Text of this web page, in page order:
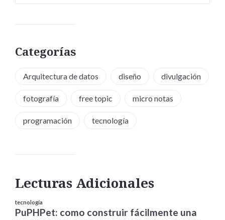
Categorías
Arquitectura de datos diseño divulgación
fotografía free topic micro notas
programación tecnología
Lecturas Adicionales